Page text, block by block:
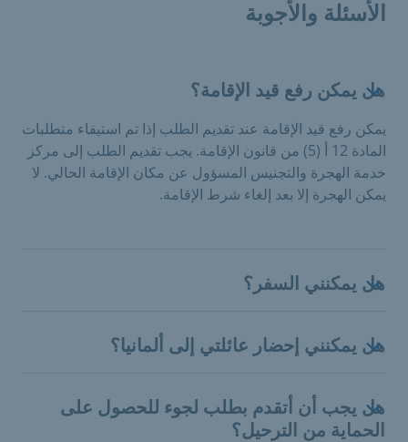
الأسئلة والأجوبة
هل يمكن رفع قيد الإقامة؟
يمكن رفع قيد الإقامة عند تقديم الطلب إذا تم استيفاء متطلبات
المادة 12 أ (5) من قانون الإقامة. يجب تقديم الطلب إلى مركز
خدمة الهجرة والتجنيس المسؤول عن مكان الإقامة الحالي. لا
يمكن الهجرة إلا بعد إلغاء شرط الإقامة.
هل يمكنني السفر؟
هل يمكنني إحضار عائلتي إلى ألمانيا؟
هل يجب أن أتقدم بطلب لجوء للحصول على
الحماية من الترحيل؟